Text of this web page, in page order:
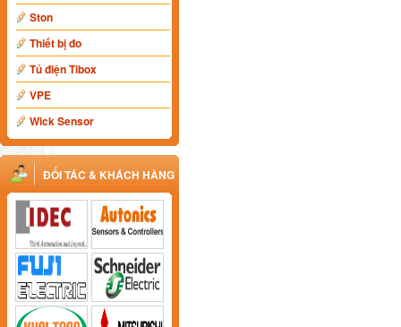
Ston
Thiết bị đo
Tủ điện Tibox
VPE
Wick Sensor
ĐỐI TÁC & KHÁCH HÀNG